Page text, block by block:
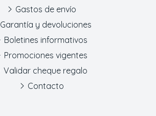
Gastos de envío
Garantía y devoluciones
Boletines informativos
Promociones vigentes
Validar cheque regalo
Contacto